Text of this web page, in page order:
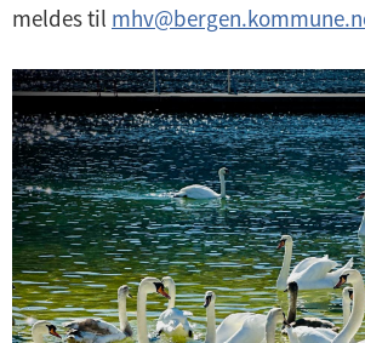
meldes til